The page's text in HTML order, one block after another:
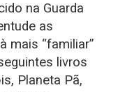
na Guarda
as
mais “familiar”
livros
Planeta Pã,